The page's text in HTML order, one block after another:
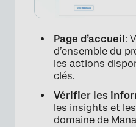
Page d’accueil :
d’ensemble du
les actions
clés.
Vérifier les
les insights et
domaine de